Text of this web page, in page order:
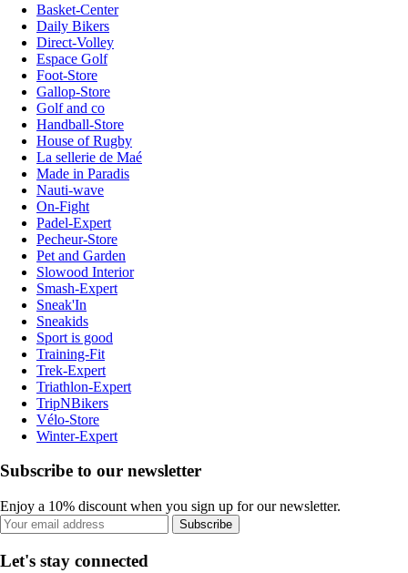
Basket-Center
Daily Bikers
Direct-Volley
Espace Golf
Foot-Store
Gallop-Store
Golf and co
Handball-Store
House of Rugby
La sellerie de Maé
Made in Paradis
Nauti-wave
On-Fight
Padel-Expert
Pecheur-Store
Pet and Garden
Slowood Interior
Smash-Expert
Sneak'In
Sneakids
Sport is good
Training-Fit
Trek-Expert
Triathlon-Expert
TripNBikers
Vélo-Store
Winter-Expert
Subscribe to our newsletter
Enjoy a 10% discount when you sign up for our newsletter.
Subscribe
Let's stay connected